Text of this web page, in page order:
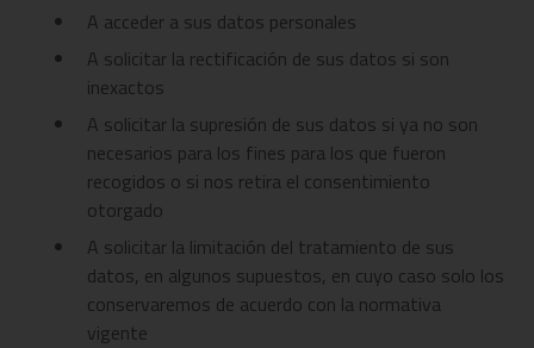
A acceder a sus datos personales
A solicitar la rectificación de sus datos si son
inexactos
A solicitar la supresión de sus datos si ya no son
necesarios para los fines para los que fueron
recogidos o si nos retira el consentimiento
otorgado
A solicitar la limitación del tratamiento de sus
datos, en algunos supuestos, en cuyo caso solo los
conservaremos de acuerdo con la normativa
vigente